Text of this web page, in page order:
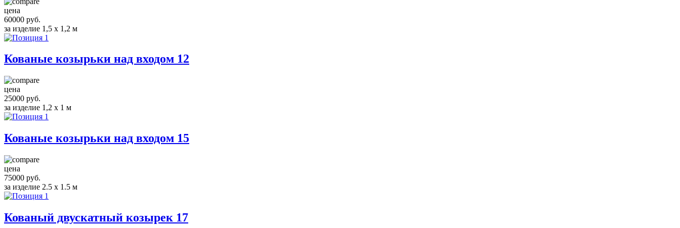
цена
60000 руб.
за изделие 1,5 x 1,2 м
Кованые козырьки над входом 12
цена
25000 руб.
за изделие 1,2 x 1 м
Кованые козырьки над входом 15
цена
75000 руб.
за изделие 2.5 x 1.5 м
Кованый двускатный козырек 17